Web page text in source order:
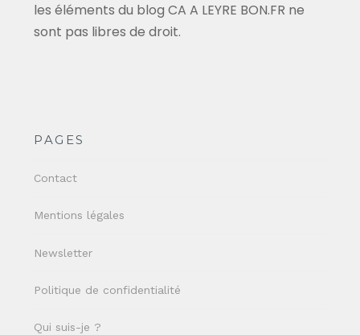
les éléments du blog CA A LEYRE BON.FR ne
sont pas libres de droit.
PAGES
Contact
Mentions légales
Newsletter
Politique de confidentialité
Qui suis-je ?